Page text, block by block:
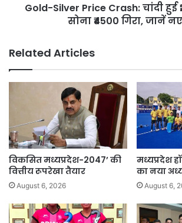
₹4500
रेट
Gold-Silver Price Crash: चांदी हुई
सोना ₹4500 गिरा, जानें
Related Articles
विकसित मध्यप्रदेश-2047’ की
वित्तीय रूपरेखा तैयार
August 6, 2026
मध्यप्रदेश
का नया
August 6,